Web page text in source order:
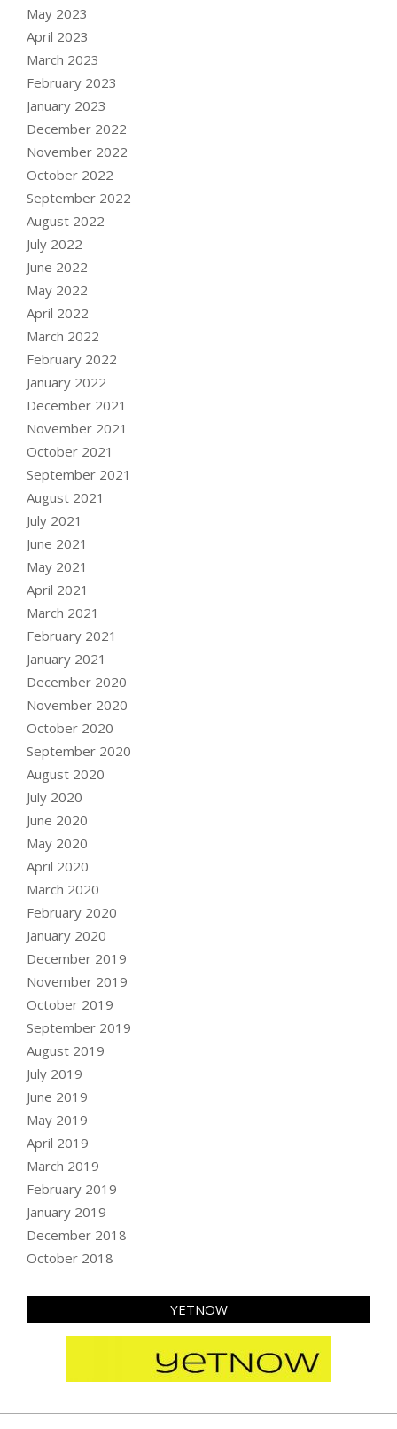
May 2023
April 2023
March 2023
February 2023
January 2023
December 2022
November 2022
October 2022
September 2022
August 2022
July 2022
June 2022
May 2022
April 2022
March 2022
February 2022
January 2022
December 2021
November 2021
October 2021
September 2021
August 2021
July 2021
June 2021
May 2021
April 2021
March 2021
February 2021
January 2021
December 2020
November 2020
October 2020
September 2020
August 2020
July 2020
June 2020
May 2020
April 2020
March 2020
February 2020
January 2020
December 2019
November 2019
October 2019
September 2019
August 2019
July 2019
June 2019
May 2019
April 2019
March 2019
February 2019
January 2019
December 2018
October 2018
YETNOW